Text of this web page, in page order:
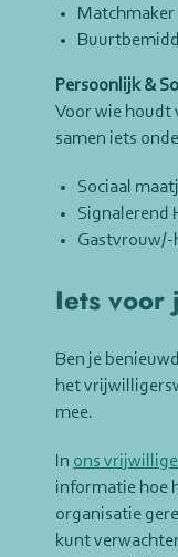
Matchmaker
Persoonlijk &
Voor wie houdt
samen iets
Sociaal
Signalerend
Iets voor
Ben je
het
mee.
In ons
informatie hoe
organisatie
kunt